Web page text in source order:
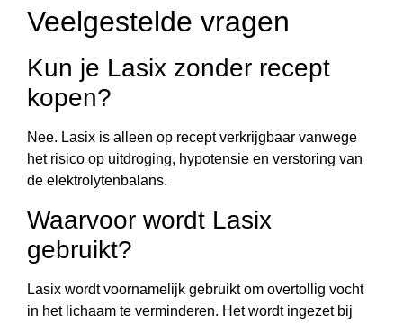
Veelgestelde vragen
Kun je Lasix zonder recept
kopen?
Nee. Lasix is alleen op recept verkrijgbaar vanwege
het risico op uitdroging, hypotensie en verstoring van
de elektrolytenbalans.
Waarvoor wordt Lasix
gebruikt?
Lasix wordt voornamelijk gebruikt om overtollig vocht
in het lichaam te verminderen. Het wordt ingezet bij